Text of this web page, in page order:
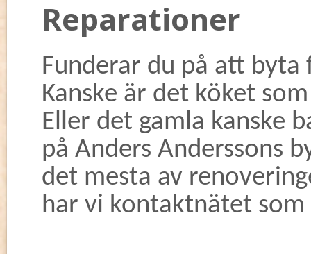
Reparationer
Funderar du på att
Kanske är det köket
Eller det gamla kanske
på Anders Anderssons
det mesta av
har vi kontaktnätet